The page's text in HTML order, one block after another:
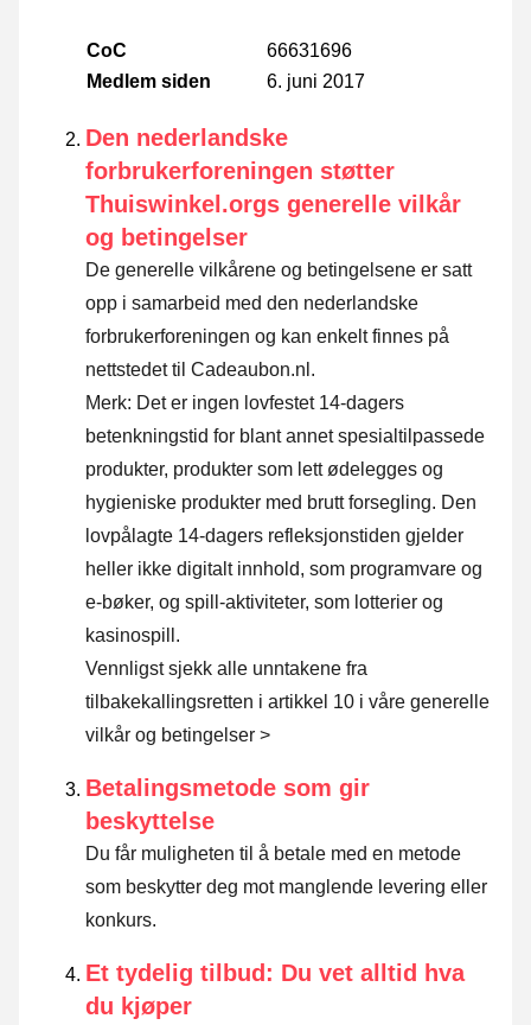
CoC
66631696
Medlem siden
6. juni 2017
Den nederlandske
forbrukerforeningen støtter
Thuiswinkel.orgs generelle vilkår
og betingelser
De generelle vilkårene og betingelsene er satt
opp i samarbeid med den nederlandske
forbrukerforeningen og kan enkelt finnes på
nettstedet til Cadeaubon.nl.
Merk: Det er ingen lovfestet 14-dagers
betenkningstid for blant annet spesialtilpassede
produkter, produkter som lett ødelegges og
hygieniske produkter med brutt forsegling. Den
lovpålagte 14-dagers refleksjonstiden gjelder
heller ikke digitalt innhold, som programvare og
e-bøker, og spill-aktiviteter, som lotterier og
kasinospill.
Vennligst sjekk alle unntakene fra
tilbakekallingsretten i artikkel 10 i våre generelle
vilkår og betingelser >
Betalingsmetode som gir
beskyttelse
Du får muligheten til å betale med en metode
som beskytter deg mot manglende levering eller
konkurs.
Et tydelig tilbud: Du vet alltid hva
du kjøper